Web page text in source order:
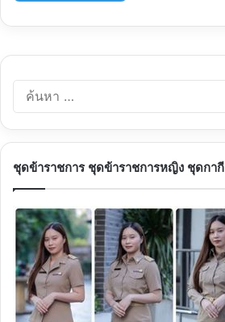
ชุดข้าราชการ ชุดข้าราชการหญิง ชุดกากี